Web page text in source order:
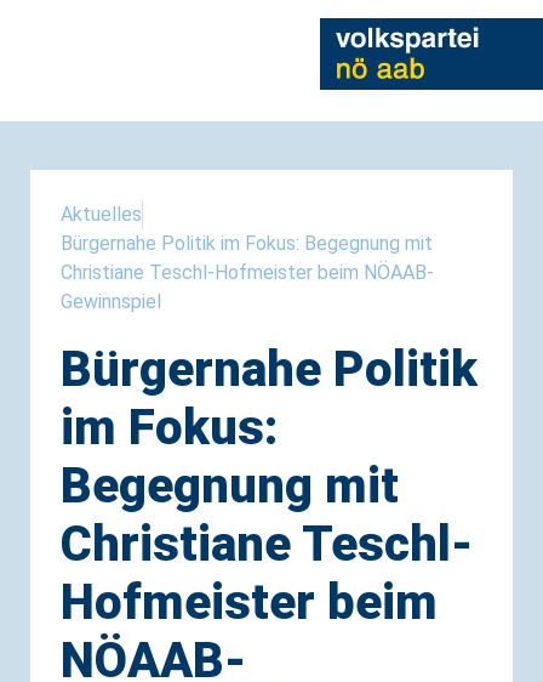
Aktuelles
Bürgernahe Politik im Fokus: Begegnung mit
Christiane Teschl-Hofmeister beim NÖAAB-
Gewinnspiel
Bürgernahe Politik
im Fokus:
Begegnung mit
Christiane Teschl-
Hofmeister beim
NÖAAB-